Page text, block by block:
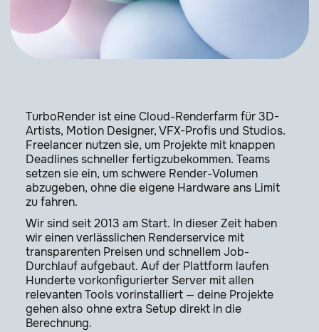
TurboRender ist eine Cloud-Renderfarm für 3D-
Artists, Motion Designer, VFX-Profis und Studios.
Freelancer nutzen sie, um Projekte mit knappen
Deadlines schneller fertigzubekommen. Teams
setzen sie ein, um schwere Render-Volumen
abzugeben, ohne die eigene Hardware ans Limit
zu fahren.
Wir sind seit 2013 am Start. In dieser Zeit haben
wir einen verlässlichen Renderservice mit
transparenten Preisen und schnellem Job-
Durchlauf aufgebaut. Auf der Plattform laufen
Hunderte vorkonfigurierter Server mit allen
relevanten Tools vorinstalliert — deine Projekte
gehen also ohne extra Setup direkt in die
Berechnung.